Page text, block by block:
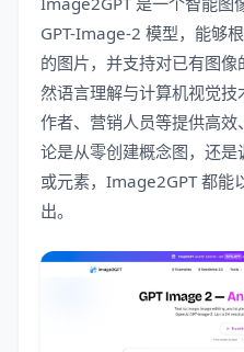
GPT-Image-2 模型，能够
的图片，并支持对已有图
然语言理解与计算机视觉
作者、营销人员等提供高
论是从零创建概念图，还
或元素，Image2GPT 都能
出。